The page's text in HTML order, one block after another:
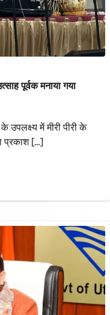
पूर्वक मनाया गया
में मीरी पीरी के
प्रकाश […]